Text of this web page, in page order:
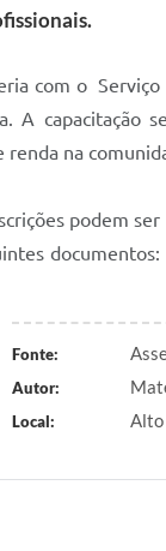
com o
A capacitação
renda na
podem
documentos:
Fonte:
Autor:
Local: Alto